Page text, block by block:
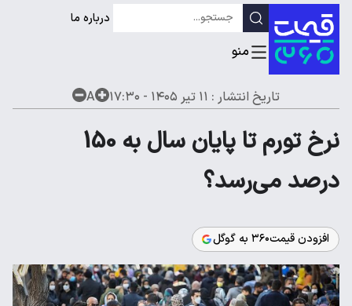
درباره ما
تاریخ انتشار : ۱۱ تیر ۱۴۰۵ - ۱۷:۳۰ A
نرخ تورم تا پایان سال به 150
درصد می‌رسد؟
افزودن قیمت۳۶۰ به گوگل